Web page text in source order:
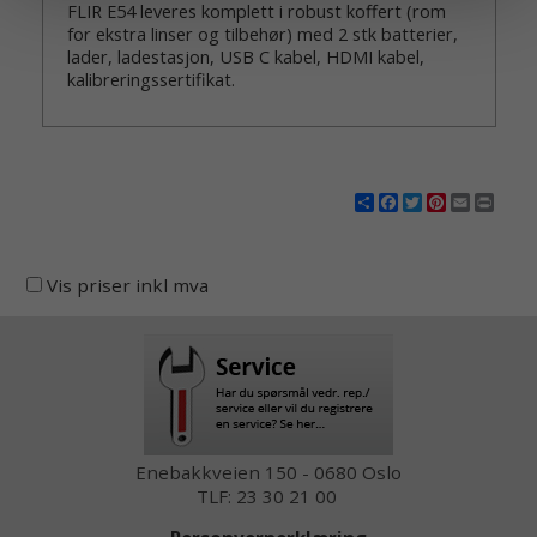
FLIR E54 leveres komplett i robust koffert (rom
for ekstra linser og tilbehør) med 2 stk batterier,
lader, ladestasjon, USB C kabel, HDMI kabel,
kalibreringssertifikat.
ShareFacebook
Twitter
Pinterest
Email
Vis priser inkl mva
Enebakkveien 150 - 0680 Oslo
TLF: 23 30 21 00